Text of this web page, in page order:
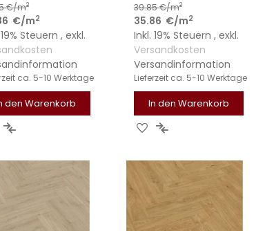
€/m2
€/m2
Steuern,exkl.
ca. 5-10 Werktage
den Warenkorb
ZUR
HINZUFÜGEN
ZUR
HINZUFÜGEN
39.85€/m2
35.86 €/m2
Inkl. 19% Steuern , exkl.
Versandkosten
Versandinformation
Lieferzeit ca. 5-10 Werktage
In den Warenkorb
ZURZUR
HINZUFÜGEN